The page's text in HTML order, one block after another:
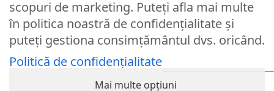
Logare
Lost your password?
© Partybaloane.ro - Toate drepturile rezervate. ™
scopuri de marketing. Puteți afla mai multe
în politica noastră de confidențialitate și
puteți gestiona consimțământul dvs. oricând.
Politică de confidențialitate
Mai multe opțiuni